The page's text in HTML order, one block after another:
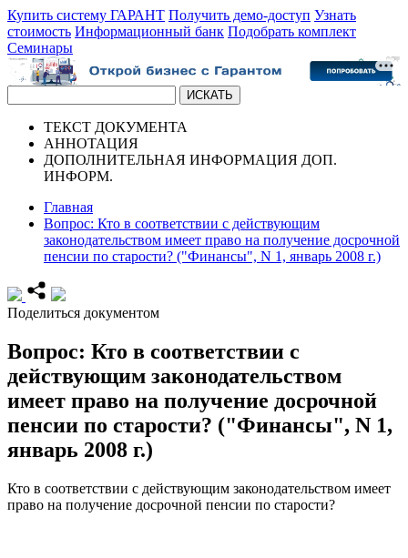
Купить систему ГАРАНТ Получить демо-доступ Узнать
стоимость Информационный банк Подобрать комплект
Семинары
ТЕКСТ ДОКУМЕНТА
АННОТАЦИЯ
ДОПОЛНИТЕЛЬНАЯ ИНФОРМАЦИЯ ДОП.
ИНФОРМ.
Главная
Вопрос: Кто в соответствии с действующим
законодательством имеет право на получение досрочной
пенсии по старости? ("Финансы", N 1, январь 2008 г.)
Поделиться документом
Вопрос: Кто в соответствии с
действующим законодательством
имеет право на получение досрочной
пенсии по старости? ("Финансы", N 1,
январь 2008 г.)
Кто в соответствии с действующим законодательством имеет
право на получение досрочной пенсии по старости?